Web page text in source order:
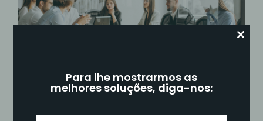
Para lhe mostrarmos as
melhores soluções, diga-nos: